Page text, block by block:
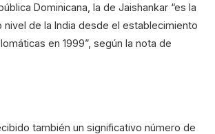
Dominicana, la de Jaishankar “es la
nivel de la India desde el establecimiento
en 1999”, según la nota de
también un significativo número de